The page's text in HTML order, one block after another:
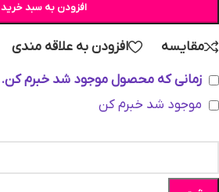
افزودن به سبد خرید
مقایسه
افزودن به علاقه مندی
زمانی که محصول موجود شد خبرم کن.
موجود شد خبرم کن